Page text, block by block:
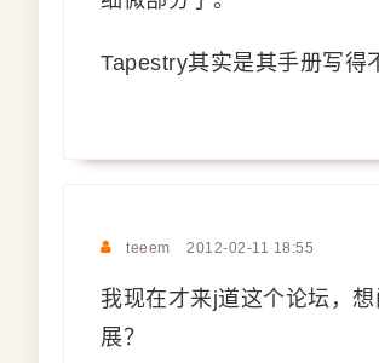
Tapestry其实是其手册写得
teeem 2012-02-11 18:55
我现在才来j道这个论坛，
展？